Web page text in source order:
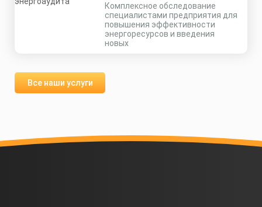
Комплексное обследование
специалистами предприятия для
повышения эффективности
энергоресурсов и введения
новых
Все наши услуги